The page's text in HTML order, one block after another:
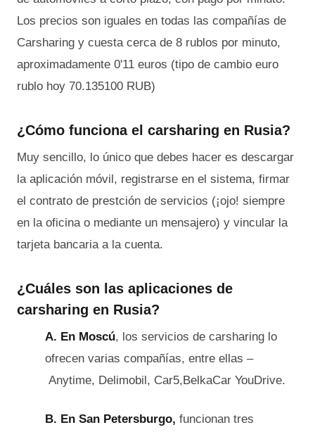
Los precios son iguales en todas las compañías de
Carsharing y cuesta cerca de 8 rublos por minuto,
aproximadamente 0'11 euros (tipo de cambio euro
rublo hoy 70.135100 RUB)
¿Cómo funciona el carsharing en Rusia?
Muy sencillo, lo único que debes hacer es descargar
la aplicación móvil, registrarse en el sistema, firmar
el contrato de prestción de servicios (¡ojo! siempre
en la oficina o mediante un mensajero) y vincular la
tarjeta bancaria a la cuenta.
¿Cuáles son las aplicaciones de
carsharing en Rusia?
A. En Moscú, los servicios de carsharing lo
ofrecen varias compañías, entre ellas –
Anytime, Delimobil, Сar5,BelkaCar YouDrive.
B. En San Petersburgo, funcionan tres